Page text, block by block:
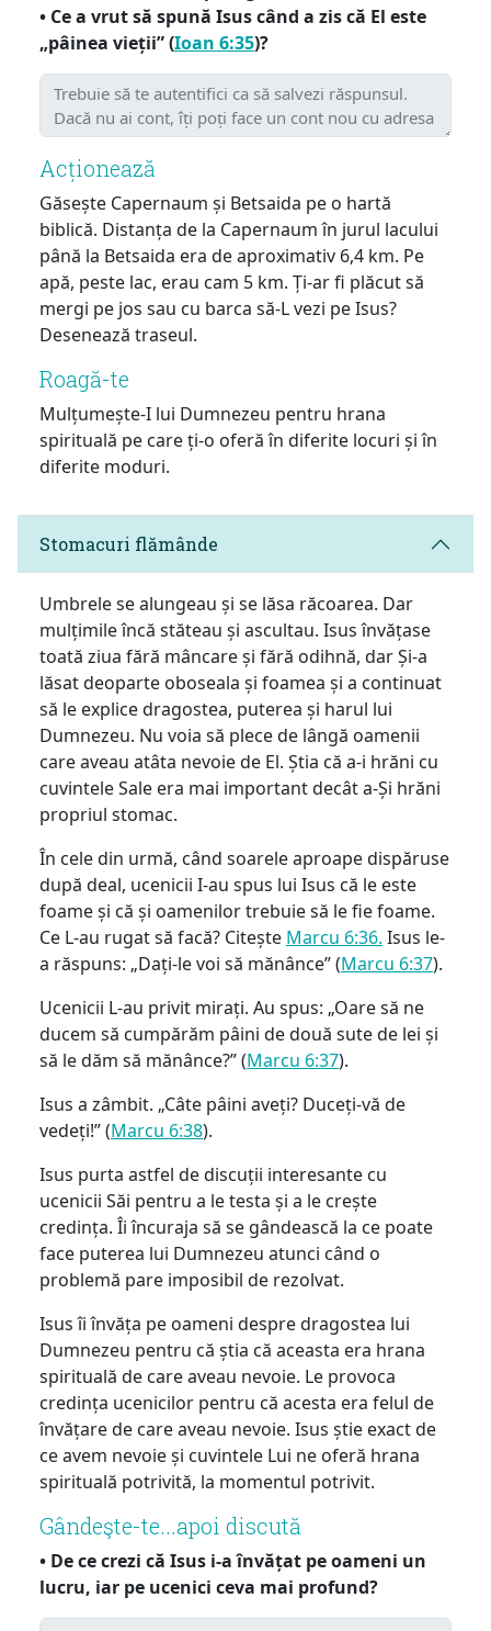
• Ce a vrut să spună Isus când a zis că El este
„pâinea vieții” (Ioan 6:35)?
Acționează
Găsește Capernaum și Betsaida pe o hartă
biblică. Distanța de la Capernaum în jurul lacului
până la Betsaida era de aproximativ 6,4 km. Pe
apă, peste lac, erau cam 5 km. Ți-ar fi plăcut să
mergi pe jos sau cu barca să-L vezi pe Isus?
Desenează traseul.
Roagă-te
Mulțumește-I lui Dumnezeu pentru hrana
spirituală pe care ți-o oferă în diferite locuri și în
diferite moduri.
Stomacuri flămânde
Umbrele se alungeau și se lăsa răcoarea. Dar
mulțimile încă stăteau și ascultau. Isus învățase
toată ziua fără mâncare și fără odihnă, dar Și-a
lăsat deoparte oboseala și foamea și a continuat
să le explice dragostea, puterea și harul lui
Dumnezeu. Nu voia să plece de lângă oamenii
care aveau atâta nevoie de El. Știa că a-i hrăni cu
cuvintele Sale era mai important decât a-Și hrăni
propriul stomac.
În cele din urmă, când soarele aproape dispăruse
după deal, ucenicii I-au spus lui Isus că le este
foame și că și oamenilor trebuie să le fie foame.
Ce L-au rugat să facă? Citește Marcu 6:36. Isus le-
a răspuns: „Dați-le voi să mănânce” (Marcu 6:37).
Ucenicii L-au privit mirați. Au spus: „Oare să ne
ducem să cumpărăm pâini de două sute de lei și
să le dăm să mănânce?” (Marcu 6:37).
Isus a zâmbit. „Câte pâini aveți? Duceți-vă de
vedeți!” (Marcu 6:38).
Isus purta astfel de discuții interesante cu
ucenicii Săi pentru a le testa și a le crește
credința. Îi încuraja să se gândească la ce poate
face puterea lui Dumnezeu atunci când o
problemă pare imposibil de rezolvat.
Isus îi învăța pe oameni despre dragostea lui
Dumnezeu pentru că știa că aceasta era hrana
spirituală de care aveau nevoie. Le provoca
credința ucenicilor pentru că acesta era felul de
învățare de care aveau nevoie. Isus știe exact de
ce avem nevoie și cuvintele Lui ne oferă hrana
spirituală potrivită, la momentul potrivit.
Gândeşte-te...apoi discută
• De ce crezi că Isus i-a învățat pe oameni un
lucru, iar pe ucenici ceva mai profund?